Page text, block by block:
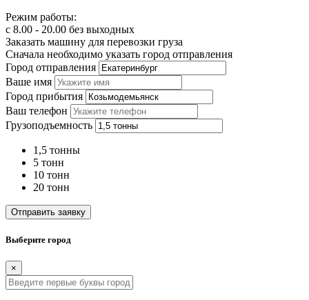
Режим работы:
с 8.00 - 20.00 без выходных
Заказать машину для перевозки груза
Сначала необходимо указать город отправления
Город отправления
Ваше имя
Город прибытия
Ваш телефон
Грузоподъемность
1,5 тонны
5 тонн
10 тонн
20 тонн
Отправить заявку
Выберите город
×